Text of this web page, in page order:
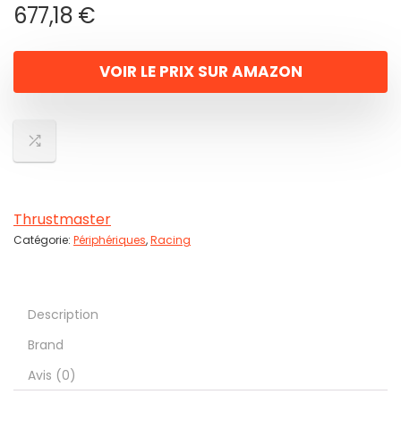
677,18 €
VOIR LE PRIX SUR AMAZON
Thrustmaster
Catégorie: Périphériques,Racing
Description
Brand
Avis (0)